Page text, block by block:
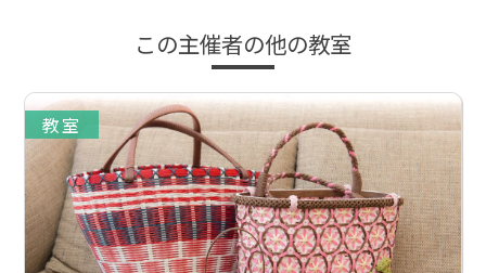
この主催者の他の教室
教室